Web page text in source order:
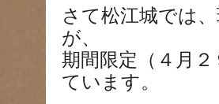
さて松江城では、
が、
期間限定（４月
ています。